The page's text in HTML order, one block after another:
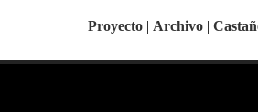
Proyecto | Archivo |